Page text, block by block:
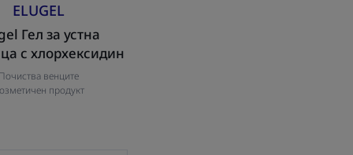
ELUGEL
Гел за устна
с хлорхексидин
венците
продукт